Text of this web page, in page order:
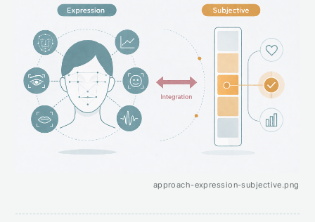
approach-expression-subjective.png